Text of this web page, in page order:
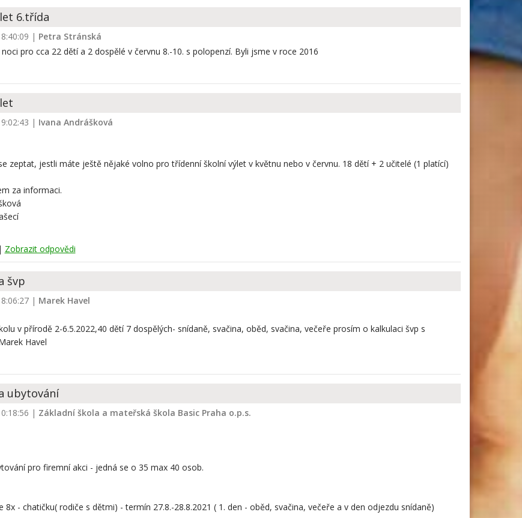
6.třída
| Petra Stránská
pro cca 22 dětí a 2 dospělé v červnu 8.-10. s polopenzí. Byli jsme v roce 2016
| Ivana Andrášková
zeptat, jestli máte ještě nějaké volno pro třídenní školní výlet v květnu nebo v červnu. 18 dětí + 2 učitelé (1 platící)
za informaci.
| Zobrazit odpovědi
švp
| Marek Havel
v přírodě 2-6.5.2022,40 dětí 7 dospělých- snídaně, svačina, oběd, svačina, večeře prosím o kalkulaci švp s
Havel
ubytování
| Základní škola a mateřská škola Basic Praha o.p.s.
pro firemní akci - jedná se o 35 max 40 osob.
8x - chatičku( rodiče s dětmi) - termín 27.8.-28.8.2021 ( 1. den - oběd, svačina, večeře a v den odjezdu snídaně)